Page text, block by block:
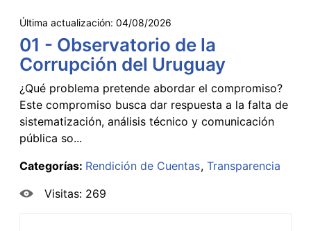
Última actualización: 04/08/2026
01 - Observatorio de la
Corrupción del Uruguay
¿Qué problema pretende abordar el compromiso?
Este compromiso busca dar respuesta a la falta de
sistematización, análisis técnico y comunicación
pública so...
Categorías: Rendición de Cuentas Transparencia
Visitas: 269